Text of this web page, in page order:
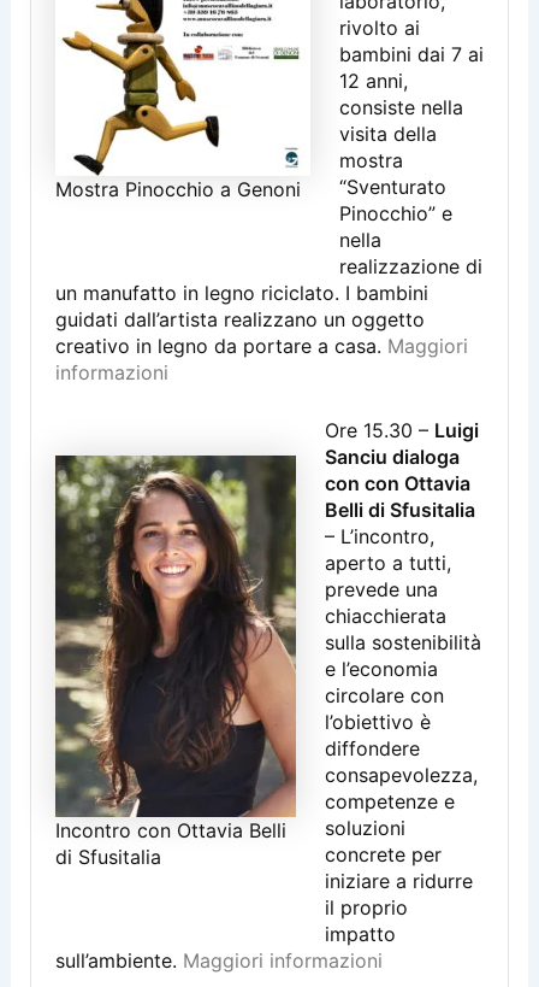
Mostra Pinocchio a Genoni
rivolto ai
bambini dai 7 ai
12 anni,
consiste nella
visita della
mostra
“Sventurato
Pinocchio” e
nella
realizzazione di
un manufatto in legno riciclato. I bambini
guidati dall’artista realizzano un oggetto
creativo in legno da portare a casa. Maggiori
informazioni
Incontro con Ottavia Belli
di Sfusitalia
Ore 15.30 – Luigi
Sanciu dialoga
con con Ottavia
Belli di Sfusitalia
– L’incontro,
aperto a tutti,
prevede una
chiacchierata
sulla sostenibilità
e l’economia
circolare con
l’obiettivo è
diffondere
consapevolezza,
competenze e
soluzioni
concrete per
iniziare a ridurre
il proprio
impatto
sull’ambiente. Maggiori informazioni